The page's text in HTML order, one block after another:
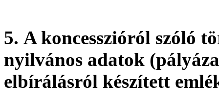
5. A koncesszióról szóló
nyilvános adatok
elbírálásról készített